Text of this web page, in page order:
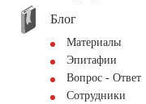
Блог
Материалы
Эпитафии
Вопрос - Ответ
Сотрудники